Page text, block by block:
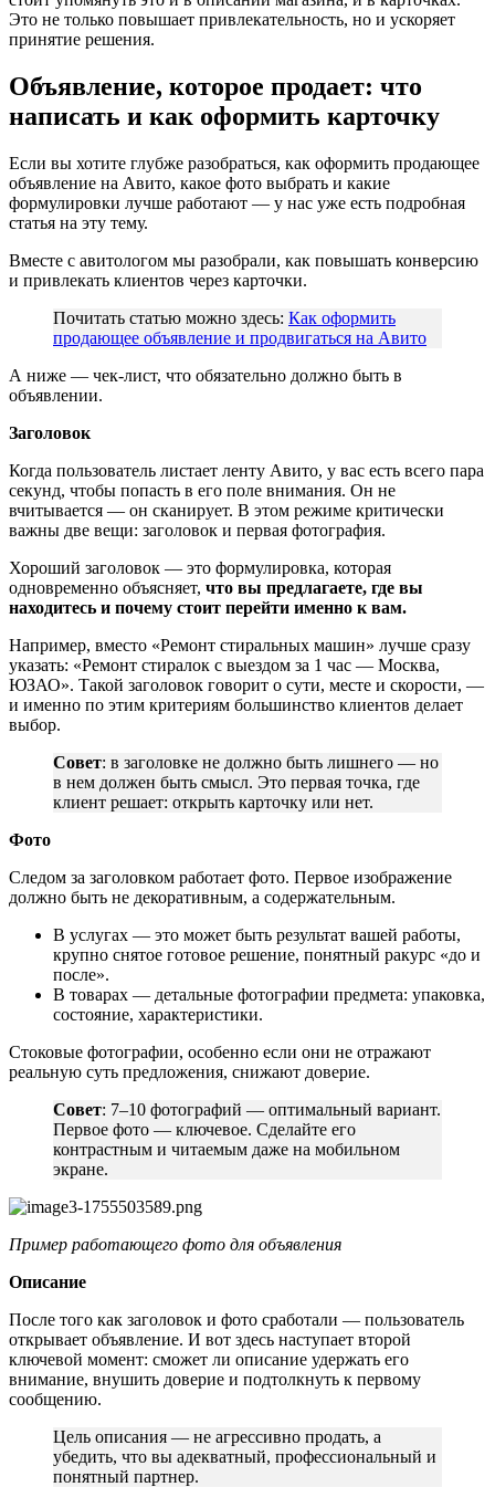
Это не только повышает привлекательность, но и ускоряет
принятие решения.
Объявление, которое продает: что
написать и как оформить карточку
Если вы хотите глубже разобраться, как оформить продающее
объявление на Авито, какое фото выбрать и какие
формулировки лучше работают — у нас уже есть подробная
статья на эту тему.
Вместе с авитологом мы разобрали, как повышать конверсию
и привлекать клиентов через карточки.
Почитать статью можно здесь: Как оформить
продающее объявление и продвигаться на Авито
А ниже — чек-лист, что обязательно должно быть в
объявлении.
Заголовок
Когда пользователь листает ленту Авито, у вас есть всего пара
секунд, чтобы попасть в его поле внимания. Он не
вчитывается — он сканирует. В этом режиме критически
важны две вещи: заголовок и первая фотография.
Хороший заголовок — это формулировка, которая
одновременно объясняет, что вы предлагаете, где вы
находитесь и почему стоит перейти именно к вам.
Например, вместо «Ремонт стиральных машин» лучше сразу
указать: «Ремонт стиралок с выездом за 1 час — Москва,
ЮЗАО». Такой заголовок говорит о сути, месте и скорости, —
и именно по этим критериям большинство клиентов делает
выбор.
Совет: в заголовке не должно быть лишнего — но
в нем должен быть смысл. Это первая точка, где
клиент решает: открыть карточку или нет.
Фото
Следом за заголовком работает фото. Первое изображение
должно быть не декоративным, а содержательным.
В услугах — это может быть результат вашей работы,
крупно снятое готовое решение, понятный ракурс «до и
после».
В товарах — детальные фотографии предмета: упаковка,
состояние, характеристики.
Стоковые фотографии, особенно если они не отражают
реальную суть предложения, снижают доверие.
Совет: 7–10 фотографий — оптимальный вариант.
Первое фото — ключевое. Сделайте его
контрастным и читаемым даже на мобильном
экране.
Пример работающего фото для объявления
Описание
После того как заголовок и фото сработали — пользователь
открывает объявление. И вот здесь наступает второй
ключевой момент: сможет ли описание удержать его
внимание, внушить доверие и подтолкнуть к первому
сообщению.
Цель описания — не агрессивно продать, а
убедить, что вы адекватный, профессиональный и
понятный партнер.